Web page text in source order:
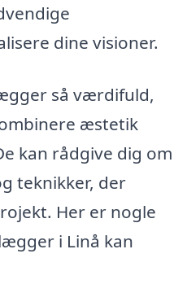
dine visioner.
så værdifuld,
æstetik
kan rådgive dig om
teknikker, der
Her er nogle
i Linå kan